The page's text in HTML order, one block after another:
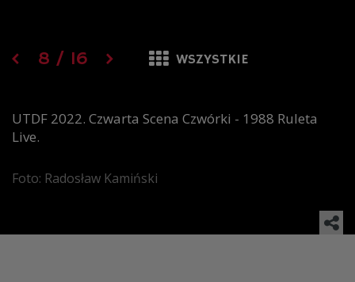
8 / 16 WSZYSTKIE
UTDF 2022. Czwarta Scena Czwórki - 1988 Ruleta
Live.
Foto: Radosław Kamiński